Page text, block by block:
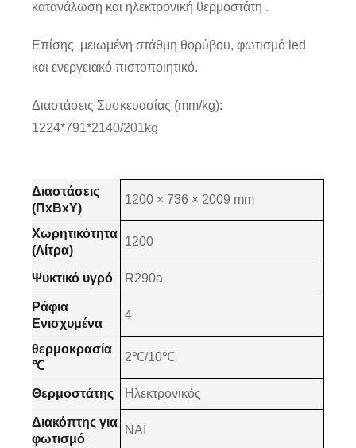
κατανάλωση και ηλεκτρονική θερμοστάτη .
Επίσης μειωμένη στάθμη θορύβου, φωτισμό led
και ενεργειακό πιστοποιητικό.
Διαστάσεις Συσκευασίας (mm/kg):
1224*791*2140/201kg
Διαστάσεις
(ΠxΒxΥ)
1200 × 736 × 2009 mm
Χωρητικότητα
(Λίτρα)
1200
Ψυκτικό υγρό R290a
Ράφια
Ενισχυμένα
4
θερμοκρασία
℃
2℃/10℃
Θερμοστάτης Ηλεκτρονικός
Διακόπτης για
φωτισμό
NAI